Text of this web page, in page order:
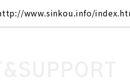
www.sinkou.info/